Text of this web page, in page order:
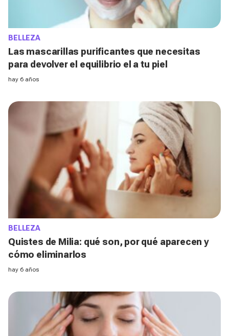
BELLEZA
Las mascarillas purificantes que necesitas
para devolver el equilibrio el a tu piel
hay 6 años
BELLEZA
Quistes de Milia: qué son, por qué aparecen y
cómo eliminarlos
hay 6 años